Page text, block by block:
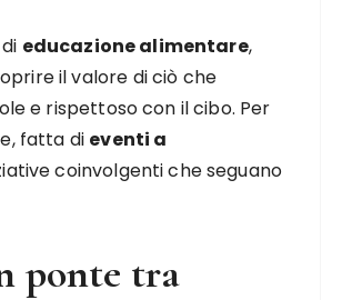
educazione alimentare,
il valore di ciò che
e rispettoso con il cibo. Per
fatta di eventi a
coinvolgenti che seguano
ponte tra